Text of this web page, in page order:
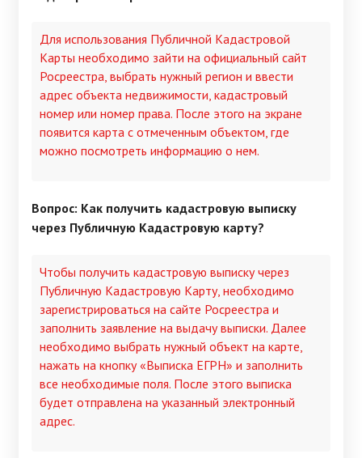
Для использования Публичной Кадастровой
Карты необходимо зайти на официальный сайт
Росреестра, выбрать нужный регион и ввести
адрес объекта недвижимости, кадастровый
номер или номер права. После этого на экране
появится карта с отмеченным объектом, где
можно посмотреть информацию о нем.
Вопрос: Как получить кадастровую выписку
через Публичную Кадастровую карту?
Чтобы получить кадастровую выписку через
Публичную Кадастровую Карту, необходимо
зарегистрироваться на сайте Росреестра и
заполнить заявление на выдачу выписки. Далее
необходимо выбрать нужный объект на карте,
нажать на кнопку «Выписка ЕГРН» и заполнить
все необходимые поля. После этого выписка
будет отправлена на указанный электронный
адрес.